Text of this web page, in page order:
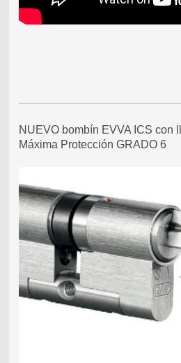
NUEVO bombín EVVA ICS con
Máxima Protección GRADO 6